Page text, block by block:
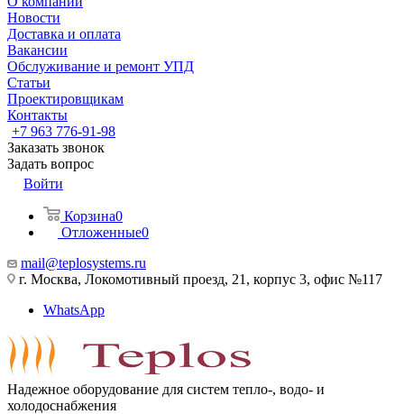
Новости
Доставка и оплата
Вакансии
Обслуживание и ремонт УПД
Статьи
Проектировщикам
Контакты
+7 963 776-91-98
Заказать звонок
Задать вопрос
Войти
Корзина0
Отложенные0
mail@teplosystems.ru
г. Москва, Локомотивный проезд, 21, корпус 3, офис №117
WhatsApp
Надежное оборудование для систем тепло-, водо- и
холодоснабжения